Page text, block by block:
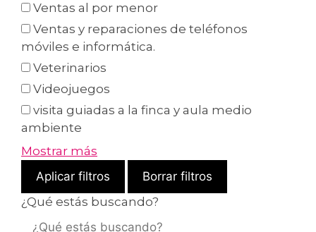
Ventas al por menor
Ventas y reparaciones de teléfonos
móviles e informática.
Veterinarios
Videojuegos
visita guiadas a la finca y aula medio
ambiente
Mostrar más
Aplicar filtros
Borrar filtros
¿Qué estás buscando?